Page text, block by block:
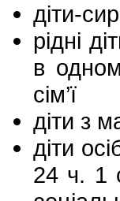
діти-
рідні
в
сім’ї
діти з
діти
24 ч. 1